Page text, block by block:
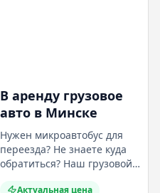
В аренду грузовое
авто в Минске
Нужен микроавтобус для
переезда? Не знаете куда
обратиться? Наш грузовой
Актуальная цена